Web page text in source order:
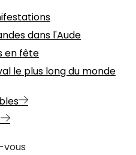
dans l'Aude
en fête
le plus long du monde